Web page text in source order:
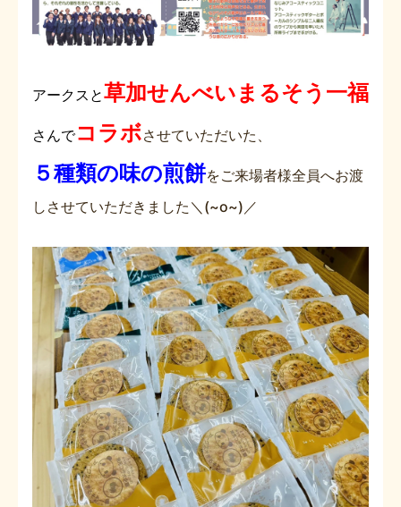
アークスと草加せんべいまるそう一福
さんでコラボさせていただいた、
５種類の味の煎餅をご来場者様全員へお渡
しさせていただきました＼(~o~)／